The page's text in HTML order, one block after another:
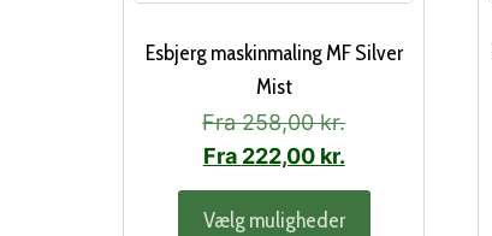
Esbjerg maskinmaling MF Silver
Mist
Fra258,00kr.
Fra 222,00 kr.
Vælg muligheder
Dette